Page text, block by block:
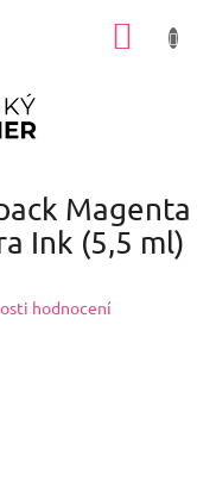
Magenta
Ink (5,5 ml)
hodnocení